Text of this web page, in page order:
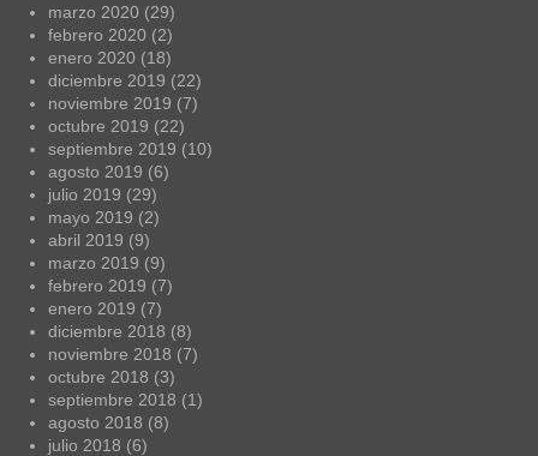
marzo 2020 (29)
febrero 2020 (2)
enero 2020 (18)
diciembre 2019 (22)
noviembre 2019 (7)
octubre 2019 (22)
septiembre 2019 (10)
agosto 2019 (6)
julio 2019 (29)
mayo 2019 (2)
abril 2019 (9)
marzo 2019 (9)
febrero 2019 (7)
enero 2019 (7)
diciembre 2018 (8)
noviembre 2018 (7)
octubre 2018 (3)
septiembre 2018 (1)
agosto 2018 (8)
julio 2018 (6)